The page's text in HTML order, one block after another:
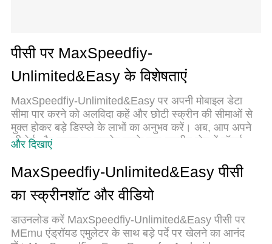
पीसी पर MaxSpeedfiy-
Unlimited&Easy के विशेषताएं
MaxSpeedfiy-Unlimited&Easy पर अपनी मोबाइल डेटा
सीमा पार करने को अलविदा कहें और छोटी स्क्रीन की सीमाओं से
मुक्त होकर बड़े डिस्प्ले के लाभों का अनुभव करें। अब, आप अपने
कीबोर्ड और माउस का उपयोग करके फुल-स्क्रीन मोड में टॉपर्स
बेहतरीन सुविधाएँ हैं जिनकी आप अपेक्षा करते हैं: त्वरित इंस्टॉलेशन
और आसान सेटअप, सहज नियंत्रण, बैटरी की आवश्यकता नहीं,
और कोई डेटा या कॉल समय सीमा नहीं। नया MEmu 9 आपके
करने के लिए सबसे अच्छा विकल्प है। हमारा मालिकाना मल्टी-
इंस्टेंस मैनेजर एक साथ दो या अधिक खातों को चलाने का समर्थन
और दिखाएं
MaxSpeedfiy-Unlimited&Easy पीसी
का स्क्रीनशॉट और वीडियो
डाउनलोड करें MaxSpeedfiy-Unlimited&Easy पीसी पर
MEmu एंड्रॉयड एमुलेटर के साथ बड़े पर्दे पर खेलने का आनंद